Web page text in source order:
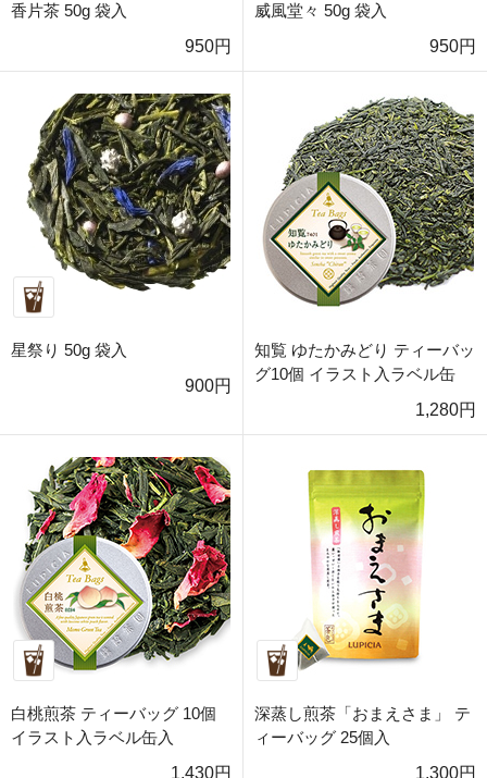
香片茶 50g 袋入
950円
威風堂々 50g 袋入
950円
星祭り 50g 袋入
900円
知覧 ゆたかみどり ティーバッ
グ10個 イラスト入ラベル缶
1,280円
白桃煎茶 ティーバッグ 10個
イラスト入ラベル缶入
1,430円
深蒸し煎茶「おまえさま」 テ
ィーバッグ 25個入
1,300円